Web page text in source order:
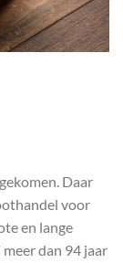
Daar
voor
en lange
meer dan 94 jaar